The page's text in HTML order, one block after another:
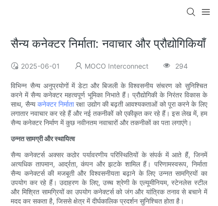
सैन्य कनेक्टर निर्माता: नवाचार और प्रौद्योगिकियाँ
2025-06-01 MOCO Interconnect 294
विभिन्न सैन्य अनुप्रयोगों में डेटा और बिजली के विश्वसनीय संचरण को सुनिश्चित
करने में सैन्य कनेक्टर महत्वपूर्ण भूमिका निभाते हैं। प्रौद्योगिकी के निरंतर विकास के
साथ, सैन्य कनेक्टर निर्मातारक्षा उद्योग की बढ़ती आवश्यकताओं को पूरा करने के लिए
लगातार नवाचार कर रहे हैं और नई तकनीकों को एकीकृत कर रहे हैं। इस लेख में, हम
सैन्य कनेक्टर निर्माण में कुछ नवीनतम नवाचारों और तकनीकों का पता लगाएंगे।
उन्नत सामग्री और स्थायित्व
सैन्य कनेक्टर्स अक्सर कठोर पर्यावरणीय परिस्थितियों के संपर्क में आते हैं, जिनमें
अत्यधिक तापमान, आर्द्रता, कंपन और झटके शामिल हैं। परिणामस्वरूप, निर्माता
सैन्य कनेक्टर्स की मजबूती और विश्वसनीयता बढ़ाने के लिए उन्नत सामग्रियों का
उपयोग कर रहे हैं। उदाहरण के लिए, उच्च श्रेणी के एल्यूमीनियम, स्टेनलेस स्टील
और मिश्रित सामग्रियों का उपयोग कनेक्टर्स को जंग और यांत्रिक तनाव से बचाने में
मदद कर सकता है, जिससे क्षेत्र में दीर्घकालिक प्रदर्शन सुनिश्चित होता है।